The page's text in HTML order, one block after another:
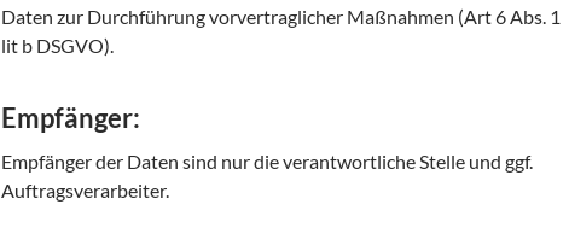
Daten zur Durchführung vorvertraglicher Maßnahmen (Art 6 Abs. 1
lit b DSGVO).
Empfänger:
Empfänger der Daten sind nur die verantwortliche Stelle und ggf.
Auftragsverarbeiter.